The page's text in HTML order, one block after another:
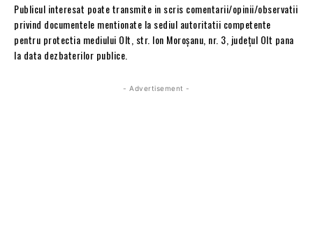
Publicul interesat poate transmite in scris comentarii/opinii/observatii
privind documentele mentionate la sediul autoritatii competente
pentru protectia mediului Olt, str. Ion Moroşanu, nr. 3, judeţul Olt pana
la data dezbaterilor publice.
- Advertisement -